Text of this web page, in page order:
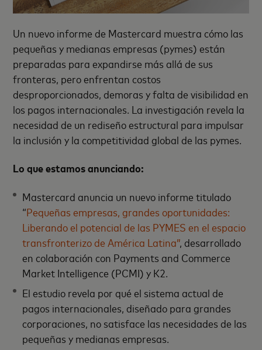
Un nuevo informe de Mastercard muestra cómo las
pequeñas y medianas empresas (pymes) están
preparadas para expandirse más allá de sus
fronteras, pero enfrentan costos
desproporcionados, demoras y falta de visibilidad en
los pagos internacionales. La investigación revela la
necesidad de un rediseño estructural para impulsar
la inclusión y la competitividad global de las pymes.
Lo que estamos anunciando:
Mastercard anuncia un nuevo informe titulado
“Pequeñas empresas, grandes oportunidades:
Liberando el potencial de las PYMES en el espacio
transfronterizo de América Latina” , desarrollado
en colaboración con Payments and Commerce
Market Intelligence (PCMI) y K2.
El estudio revela por qué el sistema actual de
pagos internacionales, diseñado para grandes
corporaciones, no satisface las necesidades de las
pequeñas y medianas empresas.